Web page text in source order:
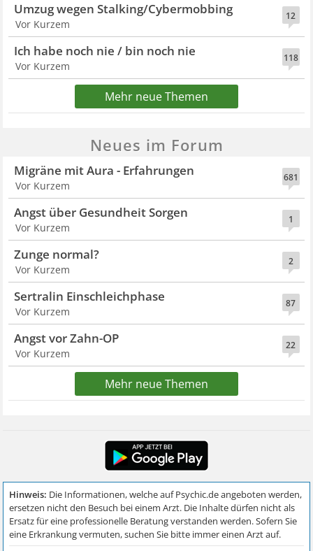
12
Umzug wegen Stalking/Cybermobbing
Vor Kurzem
118
Ich habe noch nie / bin noch nie
Vor Kurzem
Mehr neue Themen
Neues im Forum
681
Migräne mit Aura - Erfahrungen
Vor Kurzem
1
Angst über Gesundheit Sorgen
Vor Kurzem
2
Zunge normal?
Vor Kurzem
87
Sertralin Einschleichphase
Vor Kurzem
22
Angst vor Zahn-OP
Vor Kurzem
Mehr neue Themen